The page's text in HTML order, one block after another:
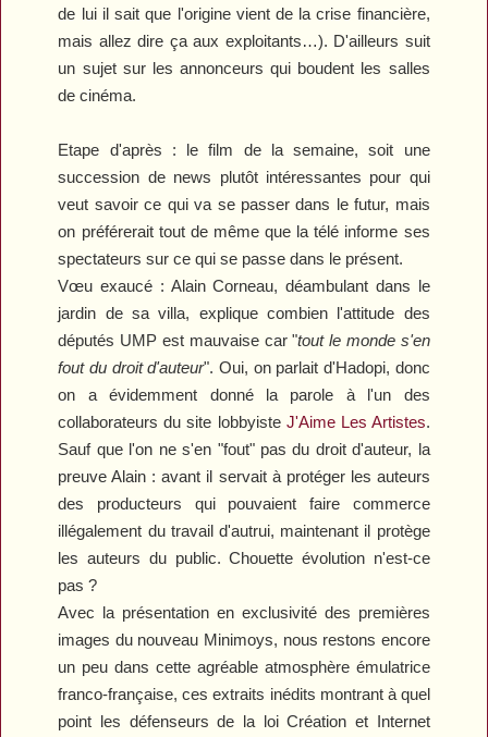
de lui il sait que l'origine vient de la crise financière,
mais allez dire ça aux exploitants…). D'ailleurs suit
un sujet sur les annonceurs qui boudent les salles
de cinéma.
Etape d'après : le film de la semaine, soit une
succession de news plutôt intéressantes pour qui
veut savoir ce qui va se passer dans le futur, mais
on préférerait tout de même que la télé informe ses
spectateurs sur ce qui se passe dans le présent.
Vœu exaucé : Alain Corneau, déambulant dans le
jardin de sa villa, explique combien l'attitude des
députés UMP est mauvaise car "tout le monde s'en
fout du droit d'auteur". Oui, on parlait d'Hadopi, donc
on a évidemment donné la parole à l'un des
collaborateurs du site lobbyiste J'Aime Les Artistes.
Sauf que l'on ne s'en "fout" pas du droit d'auteur, la
preuve Alain : avant il servait à protéger les auteurs
des producteurs qui pouvaient faire commerce
illégalement du travail d'autrui, maintenant il protège
les auteurs du public. Chouette évolution n'est-ce
pas ?
Avec la présentation en exclusivité des premières
images du nouveau Minimoys, nous restons encore
un peu dans cette agréable atmosphère émulatrice
franco-française, ces extraits inédits montrant à quel
point les défenseurs de la loi Création et Internet